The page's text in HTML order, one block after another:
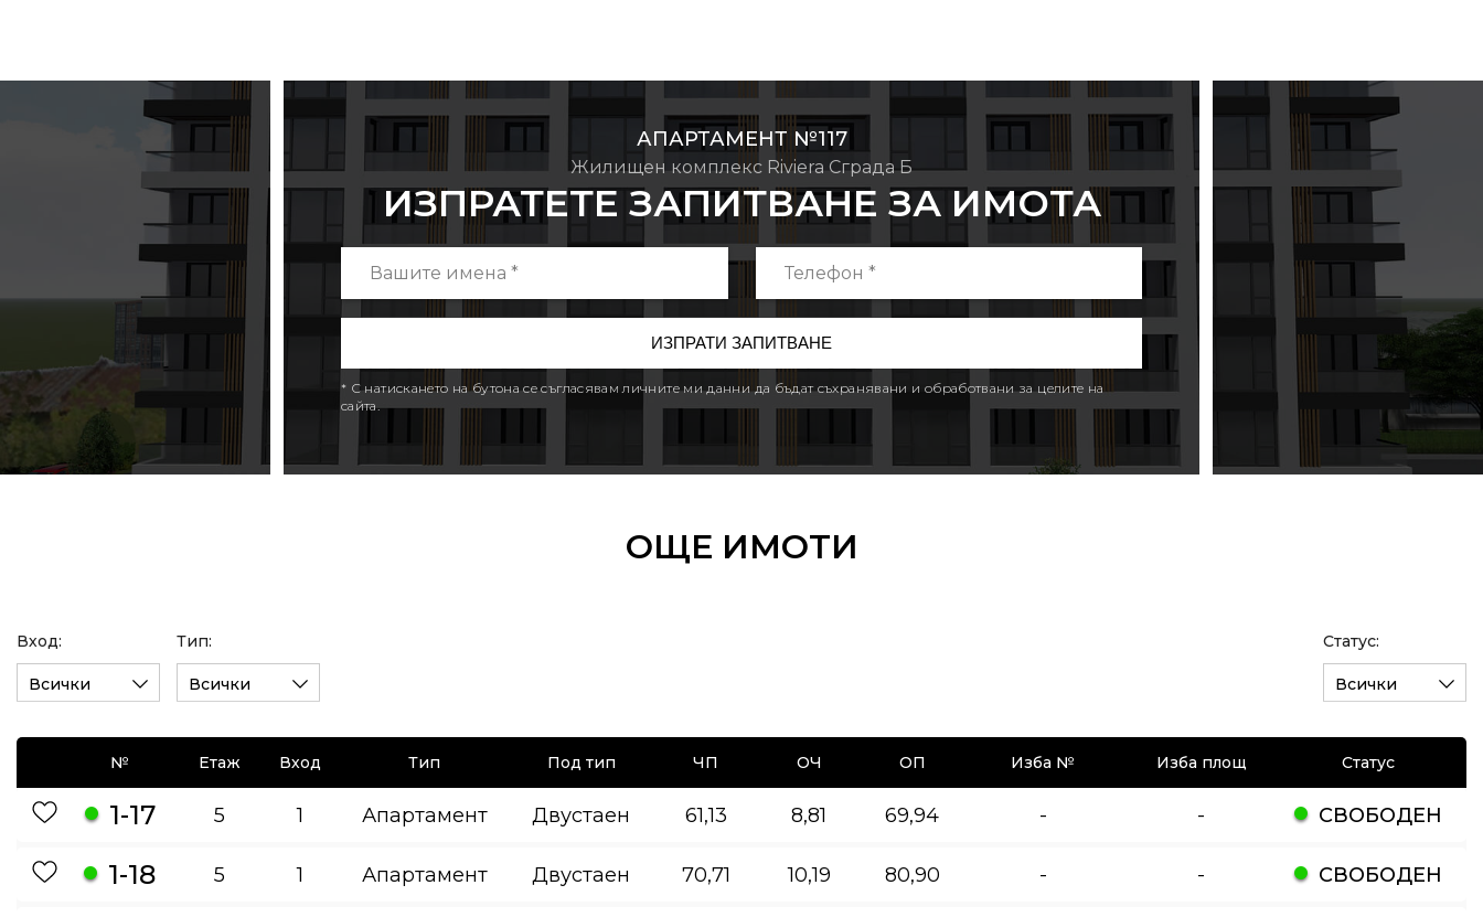
АПАРТАМЕНТ №117
Жилищен комплекс Riviera Сграда Б
ИЗПРАТЕТЕ ЗАПИТВАНЕ ЗА ИМОТА
* С натискането на бутона се съгласявам личните ми данни да бъдат съхранявани и обработвани за целите на
сайта.
ОЩЕ ИМОТИ
Вход:
Всички
Тип:
Всички
Статус:
Всички
№ Етаж Вход Тип Под тип ЧП ОЧ ОП Изба № Изба площ Статус
1-17 5 1 Апартамент Двустаен 61,13 8,81 69,94 - - СВОБОДЕН
1-18 5 1 Апартамент Двустаен 70,71 10,19 80,90 - - СВОБОДЕН